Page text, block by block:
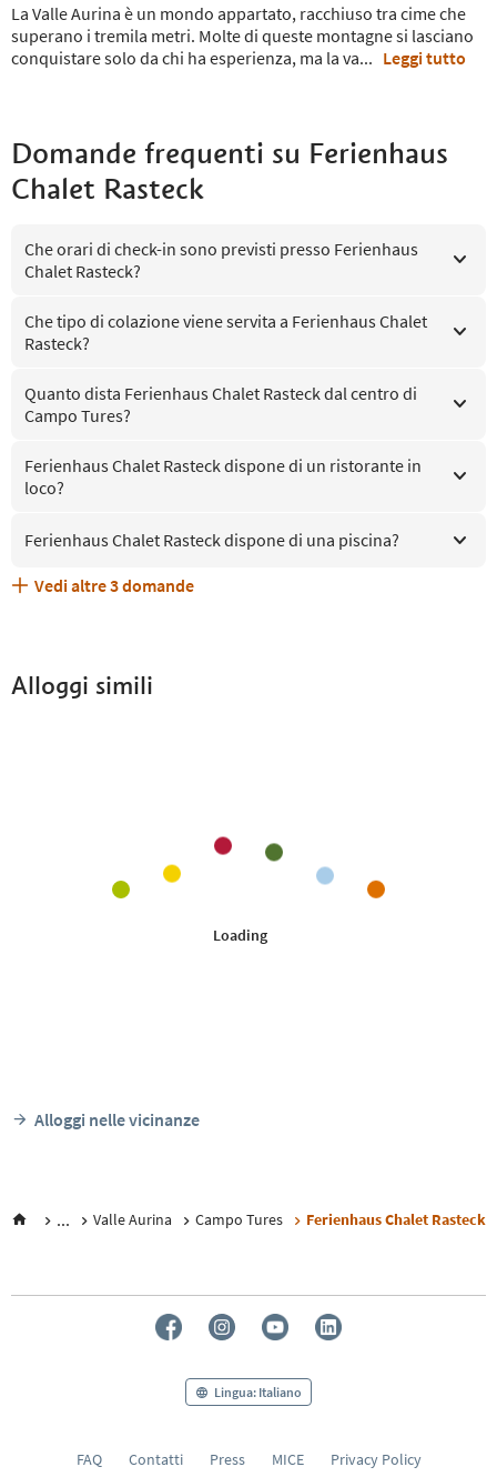
La Valle Aurina è un mondo appartato, racchiuso tra cime che
superano i tremila metri. Molte di queste montagne si lasciano
conquistare solo da chi ha esperienza, ma la va... Leggi tutto
Domande frequenti su Ferienhaus
Chalet Rasteck
Che orari di check-in sono previsti presso Ferienhaus
Chalet Rasteck?
Che tipo di colazione viene servita a Ferienhaus Chalet
Rasteck?
Quanto dista Ferienhaus Chalet Rasteck dal centro di
Campo Tures?
Ferienhaus Chalet Rasteck dispone di un ristorante in
loco?
Ferienhaus Chalet Rasteck dispone di una piscina?
Ferienhaus Chalet Rasteck accetta animali domestici?
Quali servizi/attività sono disponibili presso Ferienhaus
Gli ospiti di Ferienhaus Chalet Rasteck ricevono l'Alto
Vedi altre3domande
Alloggi simili
Alloggi nelle vicinanze
... Valle Aurina Campo Tures Ferienhaus Chalet Rasteck
Lingua: Italiano
FAQ Contatti Press MICE Privacy Policy